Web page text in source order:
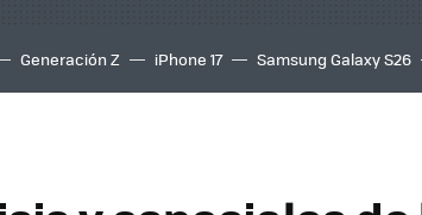
Generación Z iPhone 17 Samsung Galaxy S26